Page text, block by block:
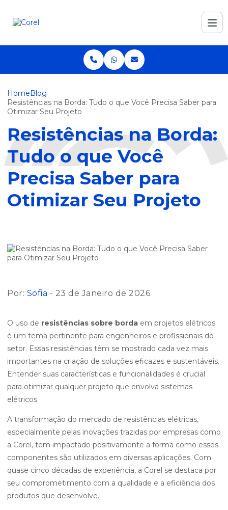
Home Blog
Resistências na Borda: Tudo o que Você Precisa Saber para
Otimizar Seu Projeto
Resistências na Borda:
Tudo o que Você
Precisa Saber para
Otimizar Seu Projeto
Por: Sofia - 23 de Janeiro de 2026
O uso de resistências sobre borda em projetos elétricos
é um tema pertinente para engenheiros e profissionais do
setor. Essas resistências têm se mostrado cada vez mais
importantes na criação de soluções eficazes e sustentáveis.
Entender suas características e funcionalidades é crucial
para otimizar qualquer projeto que envolva sistemas
elétricos.
A transformação do mercado de resistências elétricas,
especialmente pelas inovações trazidas por empresas como
a Corel, tem impactado positivamente a forma como esses
componentes são utilizados em diversas aplicações. Com
quase cinco décadas de experiência, a Corel se destaca por
seu comprometimento com a qualidade e a eficiência dos
produtos que desenvolve.